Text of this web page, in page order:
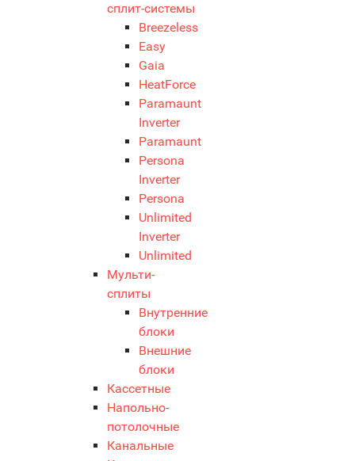
сплит-системы
Breezeless
Easy
Gaia
HeatForce
Paramaunt
Inverter
Paramaunt
Persona
Inverter
Persona
Unlimited
Inverter
Unlimited
Мульти-
сплиты
Внутренние
блоки
Внешние
блоки
Кассетные
Напольно-
потолочные
Канальные